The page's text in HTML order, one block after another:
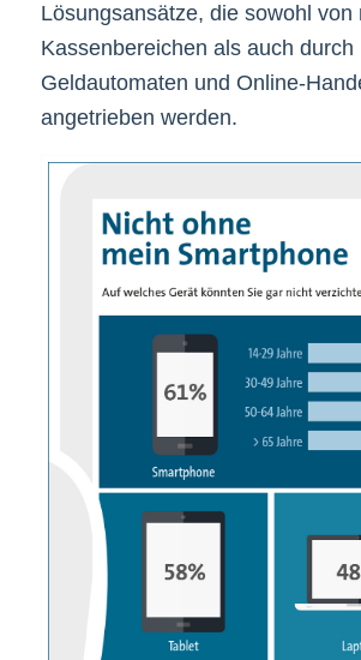
Lösungsansätze, die sowohl von
Kassenbereichen als auch durch
Geldautomaten und Online-
angetrieben werden.